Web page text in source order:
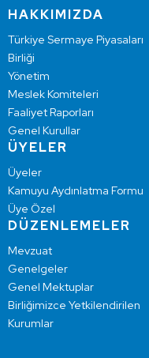
HAKKIMIZDA
Türkiye Sermaye Piyasaları
Birliği
Yönetim
Meslek Komiteleri
Faaliyet Raporları
Genel Kurullar
ÜYELER
Üyeler
Kamuyu Aydınlatma Formu
Üye Özel
DÜZENLEMELER
Mevzuat
Genelgeler
Genel Mektuplar
Birliğimizce Yetkilendirilen
Kurumlar